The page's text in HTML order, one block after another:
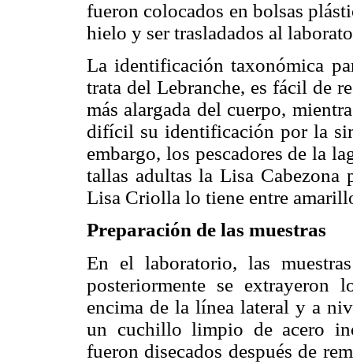
fueron colocados en bolsas
hielo y ser trasladados al
La identificación taxonómica
trata del Lebranche, es fácil de
más alargada del cuerpo,
difícil su identificación por la
embargo, los pescadores de la
tallas adultas la Lisa Cabezona
Lisa Criolla lo tiene entre
Preparación de las muestras
En el laboratorio, las
posteriormente se extrayeron
encima de la línea lateral y a
un cuchillo limpio de acero
fueron disecados después de